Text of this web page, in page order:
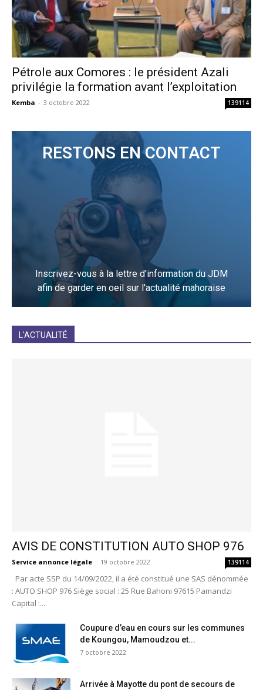
Pétrole aux Comores : le président Azali
privilégie la formation avant l’exploitation
Kemba - 3 octobre 2022 139114
RESTONS EN CONTACT
Inscrivez-vous à la lettre d'information du JDM
afin de garder en oeil sur l'actualité mahoraise
L'ACTUALITÉ
AVIS DE CONSTITUTION AUTO SHOP 976
Service annonce légale - 19 octobre 2022 139114
Par acte SSP du 14/09/2022, il a été constitué une SAS dénommée
: AUTO SHOP 976 Siège social : 25 Rue Bahoni 97615 Pamandzi
Capital :...
Coupure d’eau en cours sur les communes
de Koungou, Mamoudzou et...
7 octobre 2022
Arrivée à Mayotte du pont de secours de